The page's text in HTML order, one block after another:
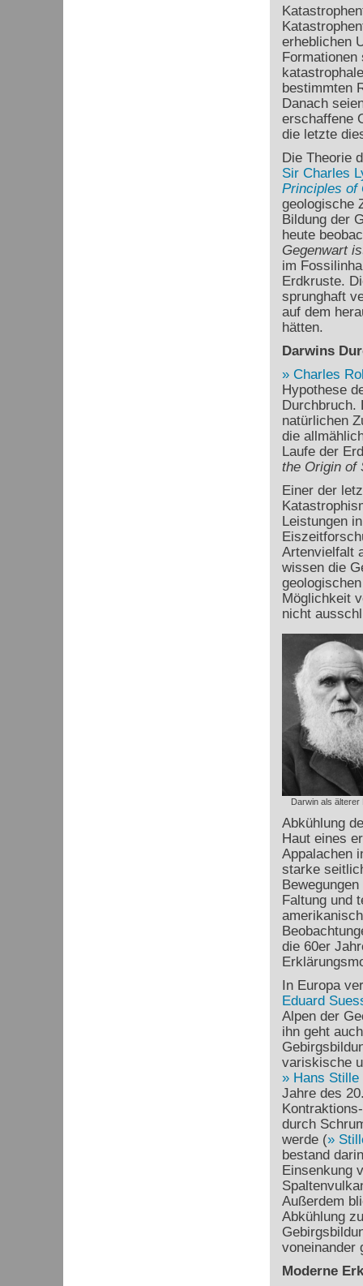
erheblichen
bestimmten
Danach
erschaffene
die letzte
Die Theorie
Sir Charles
Principles of
geologische
Bildung der
heute
Gegenwart
im
Erdkruste.
sprunghaft
auf dem
hätten.
Darwins
Charles
Hypothese
Durchbruch.
natürlichen
die
Laufe der
the Origin of
Einer der
Leistungen
Artenvielfalt
wissen die
Möglichkeit
nicht
Darwin als älterer
Abkühlung
Haut eines
Appalachen
starke
Faltung und
die 60er
In Europa
Eduard
Alpen der
ihn geht
variskische
Hans Stille
Jahre des
durch
werde (
bestand
Einsenkung
Außerdem
Abkühlung
voneinander
Moderne